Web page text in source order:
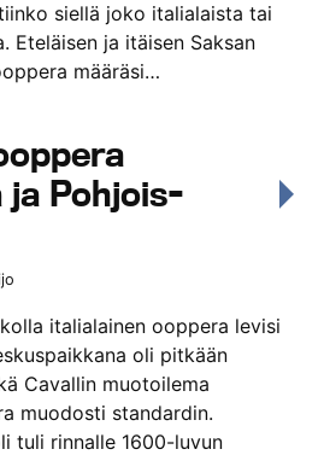
siellä joko italialaista tai
Eteläisen ja itäisen Saksan
määräsi…
ja Pohjois-
italialainen ooppera levisi
oli pitkään
Cavallin muotoilema
muodosti standardin.
tuli rinnalle 1600-luvun